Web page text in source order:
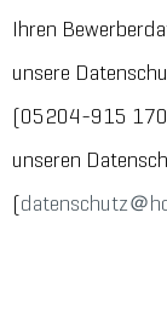
Ihren
unsere
(05204-915
unseren
(datenschutz＠